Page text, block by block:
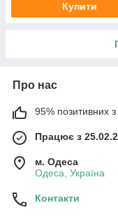
Купити
Про нас
95% позитивних з
Працює з
м. Одеса
Одеса, Україна
Контакти